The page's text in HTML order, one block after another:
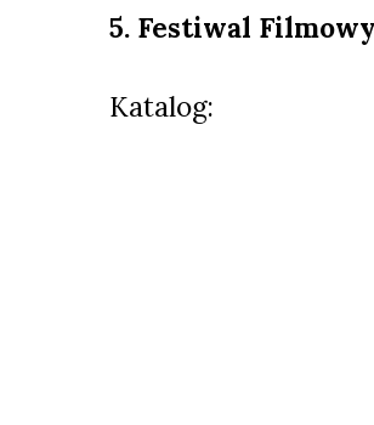
5. Festiwal
Katalog: